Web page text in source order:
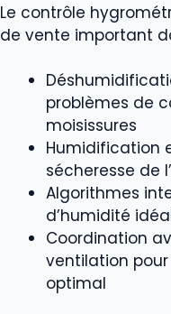
Le contrôle
de vente important
problèmes de
moisissures
Humidification
sécheresse de
Algorithmes
d’humidité
Coordination
ventilation
optimal